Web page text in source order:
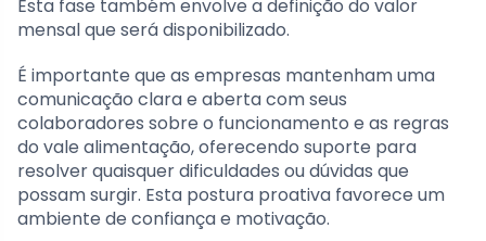
Esta fase também envolve a definição do valor
mensal que será disponibilizado.
É importante que as empresas mantenham uma
comunicação clara e aberta com seus
colaboradores sobre o funcionamento e as regras
do vale alimentação, oferecendo suporte para
resolver quaisquer dificuldades ou dúvidas que
possam surgir. Esta postura proativa favorece um
ambiente de confiança e motivação.